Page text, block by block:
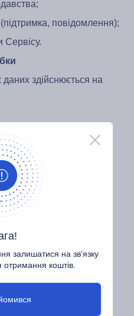
залишатися на зв'язку
отримання коштів.
повідомлення);
Сервісу.
здійснюється на
Сервісу;
пов’язаних із
ризиків.
персональні дані:
передбачених